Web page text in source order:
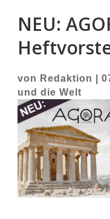
NEU:
von Redaktion
und die Welt